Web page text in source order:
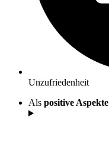
Unzufriedenheit
Als positive Aspekte